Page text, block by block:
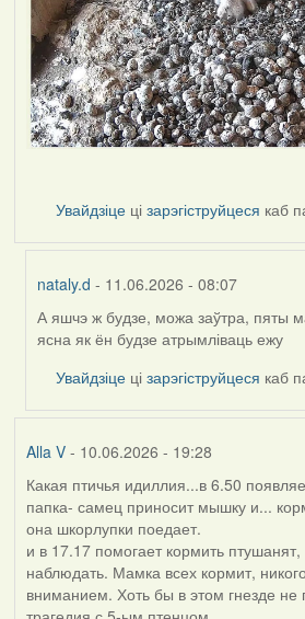
Увайдзіце цізарэгіструйцеся каб
nataly.d - 11.06.2026 - 08:07
In
reply
Harrier
А яшчэ ж будзе, можа заўтра, пяты
ясна як ён будзе атрымліваць ежу
Увайдзіце цізарэгіструйцеся каб
Alla V- 10.06.2026 - 19:28
Какая птичья идиллия...в 6.50
папка- самец приносит мышку и...
она шкорлупки поедает.
и в 17.17 помогает кормить
наблюдать. Мамка всех кормит,
вниманием. Хоть бы в этом гнезде не